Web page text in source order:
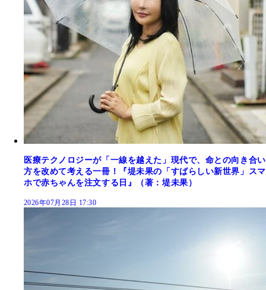
医療テクノロジーが「一線を越えた」現代で、命との向き合い
方を改めて考える一冊！『堤未果の「すばらしい新世界」スマ
ホで赤ちゃんを注文する日』（著：堤未果）
2026年07月28日 17:30